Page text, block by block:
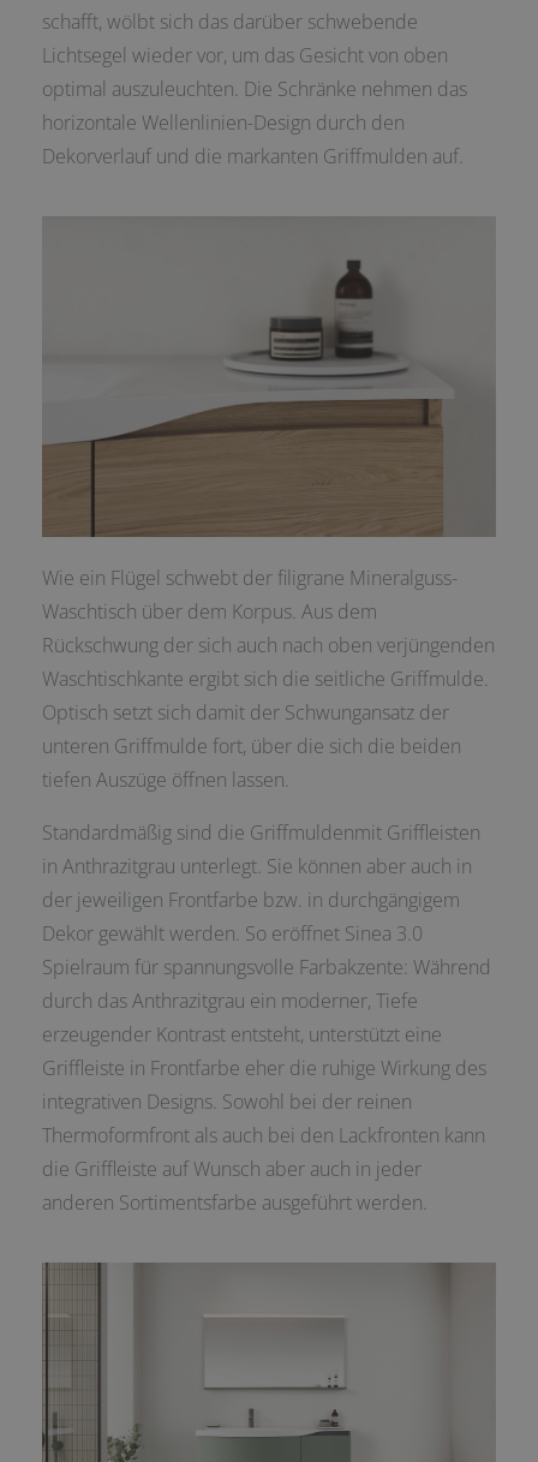
schafft, wölbt sich das darüber schwebende
Lichtsegel wieder vor, um das Gesicht von oben
optimal auszuleuchten. Die Schränke nehmen das
horizontale Wellenlinien-Design durch den
Dekorverlauf und die markanten Griffmulden auf.
Wie ein Flügel schwebt der filigrane Mineralguss-
Waschtisch über dem Korpus. Aus dem
Rückschwung der sich auch nach oben verjüngenden
Waschtischkante ergibt sich die seitliche Griffmulde.
Optisch setzt sich damit der Schwungansatz der
unteren Griffmulde fort, über die sich die beiden
tiefen Auszüge öffnen lassen.
Standardmäßig sind die Griffmuldenmit Griffleisten
in Anthrazitgrau unterlegt. Sie können aber auch in
der jeweiligen Frontfarbe bzw. in durchgängigem
Dekor gewählt werden. So eröffnet Sinea 3.0
Spielraum für spannungsvolle Farbakzente: Während
durch das Anthrazitgrau ein moderner, Tiefe
erzeugender Kontrast entsteht, unterstützt eine
Griffleiste in Frontfarbe eher die ruhige Wirkung des
integrativen Designs. Sowohl bei der reinen
Thermoformfront als auch bei den Lackfronten kann
die Griffleiste auf Wunsch aber auch in jeder
anderen Sortimentsfarbe ausgeführt werden.